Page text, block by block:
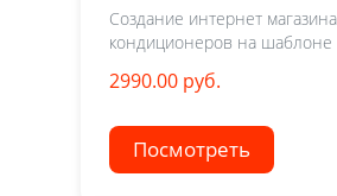
Создание интернет магазина
кондиционеров на шаблоне
2990.00 руб.
Посмотреть